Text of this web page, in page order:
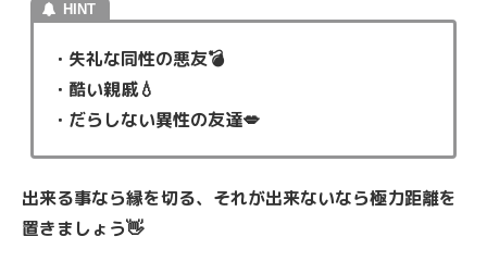
・失礼な同性の悪友💣
・酷い親戚💧
・だらしない異性の友達💋
出来る事なら縁を切る、それが出来ないなら極力距離を
置きましょう👋